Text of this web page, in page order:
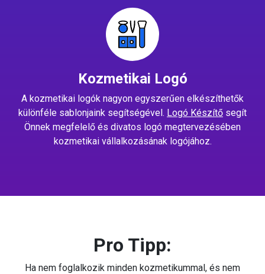
Kozmetikai Logó
A kozmetikai logók nagyon egyszerűen elkészíthetők
különféle sablonjaink segítségével. Logó Készítő segít
Önnek megfelelő és divatos logó megtervezésében
kozmetikai vállalkozásának logójához.
Pro Tipp:
Ha nem foglalkozik minden kozmetikummal, és nem